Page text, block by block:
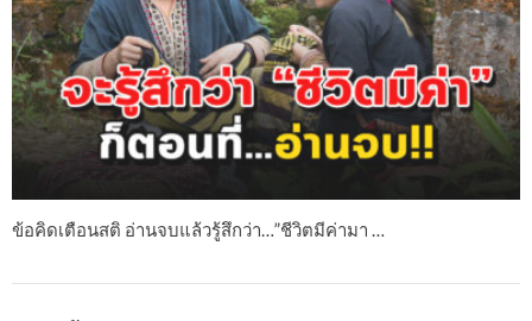
ข้อคิดเตือนสติ อ่านจบแล้วรู้สึกว่า…”ชีวิตมีค่ามา …